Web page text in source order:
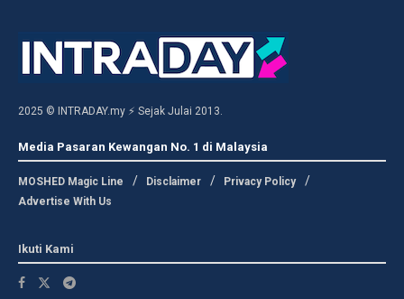
2025 © INTRADAY.my ⚡ Sejak Julai 2013.
Media Pasaran Kewangan No. 1 di Malaysia
MOSHED Magic Line Disclaimer
Privacy Policy
Advertise With Us
Ikuti Kami